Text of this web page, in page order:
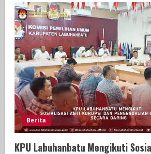
Dan
Universitas
Labuhanbatu
Berkolaborasi
Gelar
Festival
Marching
Band
Berita
KPU Labuhanbatu Mengikuti